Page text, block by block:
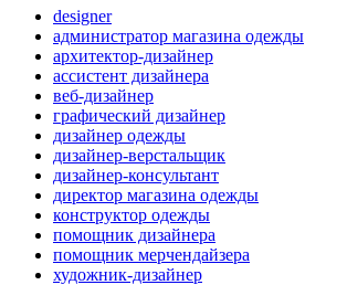
designer
администратор магазина одежды
архитектор-дизайнер
ассистент дизайнера
веб-дизайнер
графический дизайнер
дизайнер одежды
дизайнер-верстальщик
дизайнер-консультант
директор магазина одежды
конструктор одежды
помощник дизайнера
помощник мерчендайзера
художник-дизайнер